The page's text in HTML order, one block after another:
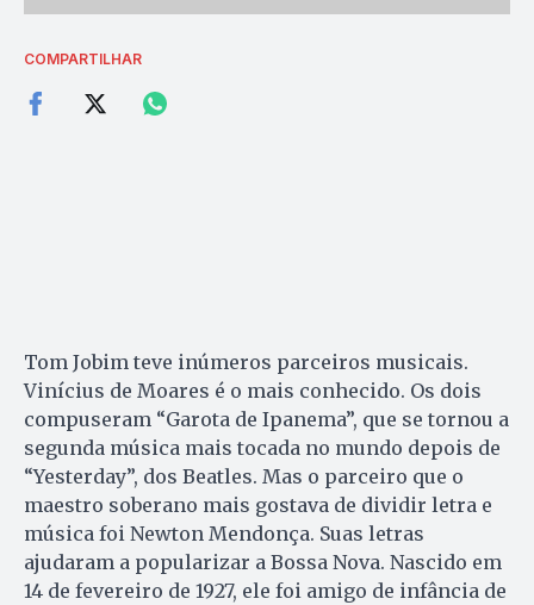
COMPARTILHAR
Tom Jobim teve inúmeros parceiros musicais.
Vinícius de Moares é o mais conhecido. Os dois
compuseram “Garota de Ipanema”, que se tornou a
segunda música mais tocada no mundo depois de
“Yesterday”, dos Beatles. Mas o parceiro que o
maestro soberano mais gostava de dividir letra e
música foi Newton Mendonça. Suas letras
ajudaram a popularizar a Bossa Nova. Nascido em
14 de fevereiro de 1927, ele foi amigo de infância de